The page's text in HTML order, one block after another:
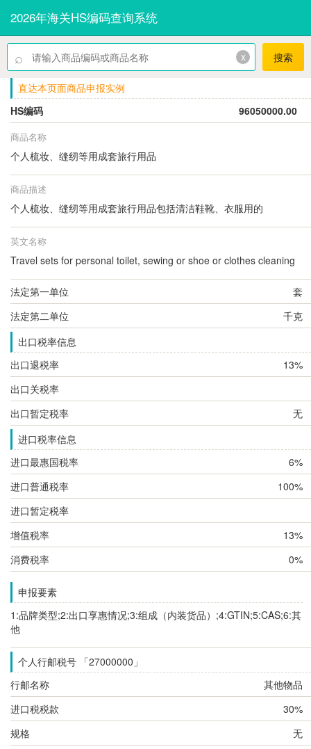
2026年海关HS编码查询系统
⌕ x 搜索
直达本页面商品申报实例
HS编码
96050000.00
商品名称
个人梳妆、缝纫等用成套旅行用品
商品描述
个人梳妆、缝纫等用成套旅行用品包括清洁鞋靴、衣服用的
英文名称
Travel sets for personal toilet, sewing or shoe or clothes cleaning
法定第一单位
套
法定第二单位
千克
出口税率信息
出口退税率
13%
出口关税率
出口暂定税率
无
进口税率信息
进口最惠国税率
6%
进口普通税率
100%
进口暂定税率
增值税率
13%
消费税率
0%
申报要素
1:品牌类型;2:出口享惠情况;3:组成（内装货品）;4:GTIN;5:CAS;6:其
他
个人行邮税号 「27000000」
行邮名称
其他物品
进口税税款
30%
规格
无